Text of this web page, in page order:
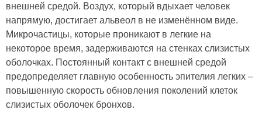
внешней средой. Воздух, который вдыхает человек
напрямую, достигает альвеол в не изменённом виде.
Микрочастицы, которые проникают в легкие на
некоторое время, задерживаются на стенках слизистых
оболочках. Постоянный контакт с внешней средой
предопределяет главную особенность эпителия легких –
повышенную скорость обновления поколений клеток
слизистых оболочек бронхов.